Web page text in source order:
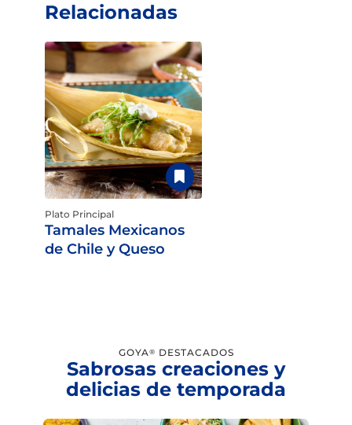
Relacionadas
Plato Principal
Tamales Mexicanos
de Chile y Queso
GOYA® DESTACADOS
Sabrosas creaciones y
delicias de temporada